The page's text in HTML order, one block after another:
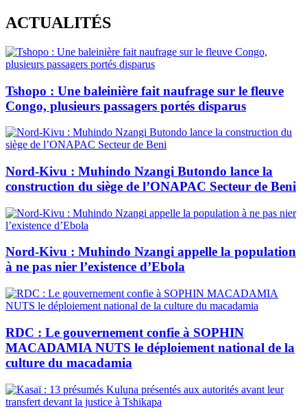
Skip
to
content
ACTUALITÉS
Tshopo : Une baleinière fait naufrage sur le fleuve
Congo, plusieurs passagers portés disparus
Nord-Kivu : Muhindo Nzangi Butondo lance la
construction du siège de l’ONAPAC Secteur de Beni
Nord-Kivu : Muhindo Nzangi appelle la population
à ne pas nier l’existence d’Ebola
RDC : Le gouvernement confie à SOPHIN
MACADAMIA NUTS le déploiement national de la
culture du macadamia